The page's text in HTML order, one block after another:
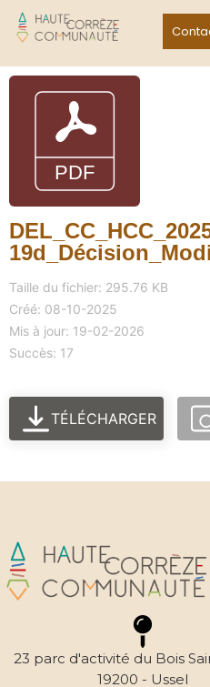
Taille du fichier: 295.76 KB
Créé: 08-10-2025
Mis à jour: 19-02-2026
Succès: 17
TÉLÉCHARGER
23 parc d'activité du Bois
19200 - Ussel